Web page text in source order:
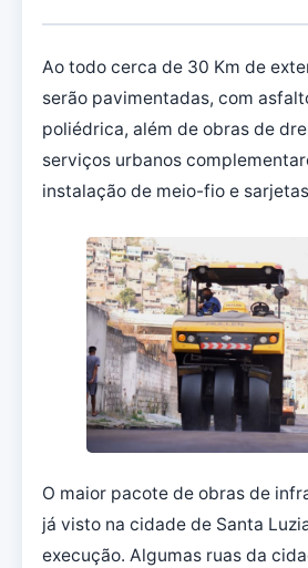
Ao todo cerca de 30 Km de
serão pavimentadas, com
poliédrica, além de obras de
serviços urbanos
instalação de meio-fio e
O maior pacote de obras de
já visto na cidade de Santa
execução. Algumas ruas da